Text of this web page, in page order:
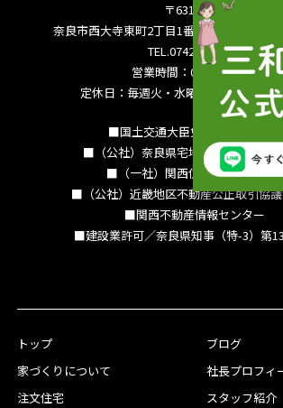
〒631-0821
奈良市西大寺東町2丁目1番63号サンワシテ
TEL.0742-36-3035
営業時間：09:00～18:00
定休日：毎週火・水曜日 夏季休暇 年末
■国土交通大臣免許（15）994号
■（公社）奈良県宅地建物取引業協
■（一社）関西住宅産業協会会員
■（公社）近畿地区不動産公正取引協
■関西不動産情報センター
■建設業許可／奈良県知事（特-3）第
トップ
家づくりについて
注文住宅
ブログ
社長プロフィ
スタッフ紹介